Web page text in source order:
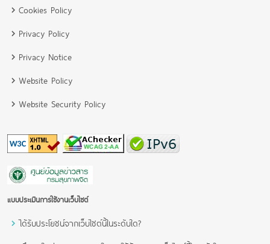
Cookies Policy
Privacy Policy
Privacy Notice
Website Policy
Website Security Policy
แบบประเมินการใช้งานเว็บไซต์
ได้รับประโยชน์จากเว็บไซต์นี้ในระดับใด?